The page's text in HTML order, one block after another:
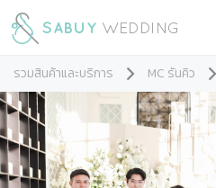
รวมสินค้าและบริการ MC รันคิว